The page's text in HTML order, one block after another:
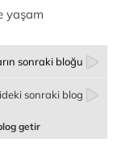
yaşam
sonraki bloğu
sonraki blog
getir